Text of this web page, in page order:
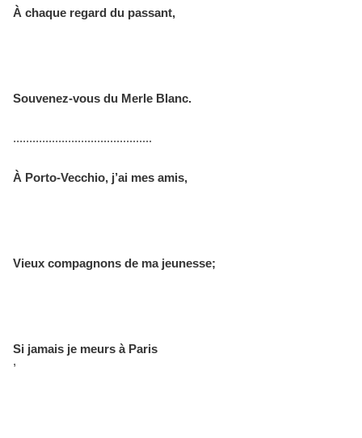
À chaque regard du passant,
Souvenez-vous du Merle Blanc.
...........................................
À Porto-Vecchio, j’ai mes amis,
Vieux compagnons de ma jeunesse;
Si jamais je meurs à Paris
,